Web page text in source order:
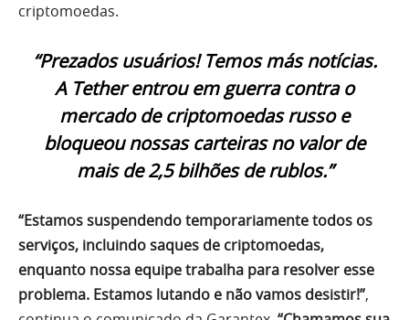
criptomoedas.
“Prezados usuários! Temos más notícias.
A Tether entrou em guerra contra o
mercado de criptomoedas russo e
bloqueou nossas carteiras no valor de
mais de 2,5 bilhões de rublos.”
“Estamos suspendendo temporariamente todos os
serviços, incluindo saques de criptomoedas,
enquanto nossa equipe trabalha para resolver esse
problema. Estamos lutando e não vamos desistir!”,